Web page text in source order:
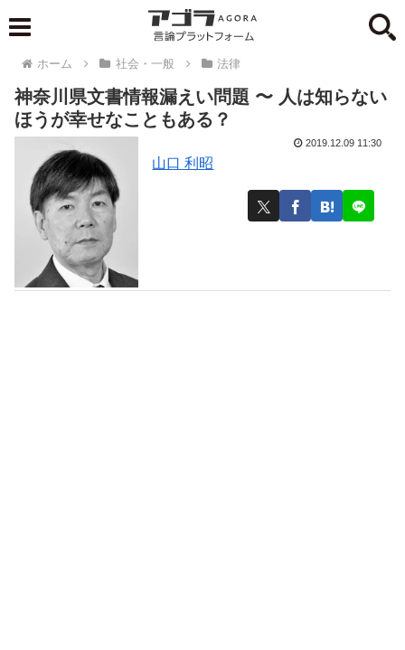
ホーム 社会・一般 法律
神奈川県文書情報漏えい問題 〜 人は知らない
ほうが幸せなこともある？
山口 利昭
2019.12.09 11:30